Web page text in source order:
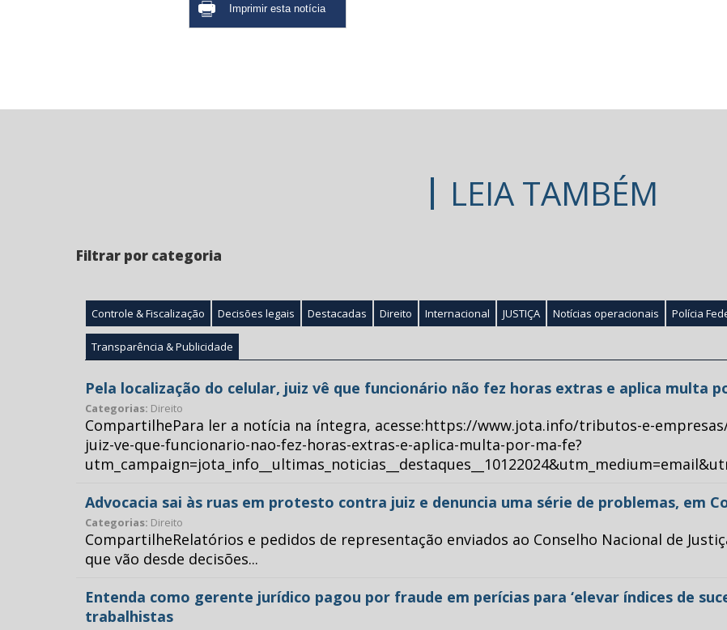
LEIA TAMBÉM
Filtrar por categoria
Controle & Fiscalização Decisões legais Destacadas Direito Internacional JUSTIÇA Notícias operacionais Polícia
Transparência & Publicidade
Pela localização do celular, juiz vê que funcionário não fez horas extras e aplica multa
Categorias: Direito
CompartilhePara ler a notícia na íntegra, acesse:https://www.jota.info/tributos-e-
juiz-ve-que-funcionario-nao-fez-horas-extras-e-aplica-multa-por-ma-fe?
Advocacia sai às ruas em protesto contra juiz e denuncia uma série de problemas, em
Categorias: Direito
CompartilheRelatórios e pedidos de representação enviados ao Conselho Nacional de
que vão desde decisões...
Entenda como gerente jurídico pagou por fraude em perícias para ‘elevar índices de
trabalhistas